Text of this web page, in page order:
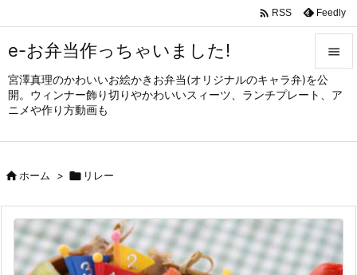
e-お弁当作っちゃいました!
宮澤真理のかわいいお絵かきお弁当(オリジナルのキャラ弁)を公
開。ウィンナー飾り切りやかわいいスィーツ、ランチプレート、ア
ニメや作り方動画も


メニュ
サイド

次へ

検索
 RSS Feedly
ホーム >  リレー